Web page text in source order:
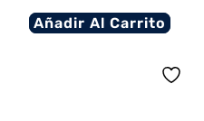
Añadir Al Carrito